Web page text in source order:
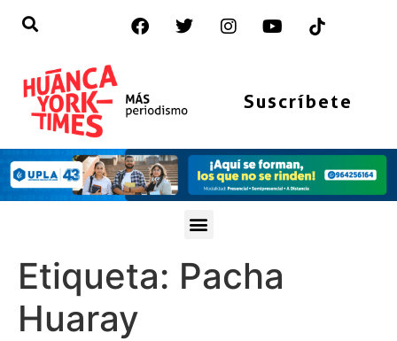
Suscríbete
Etiqueta: Pacha
Huaray